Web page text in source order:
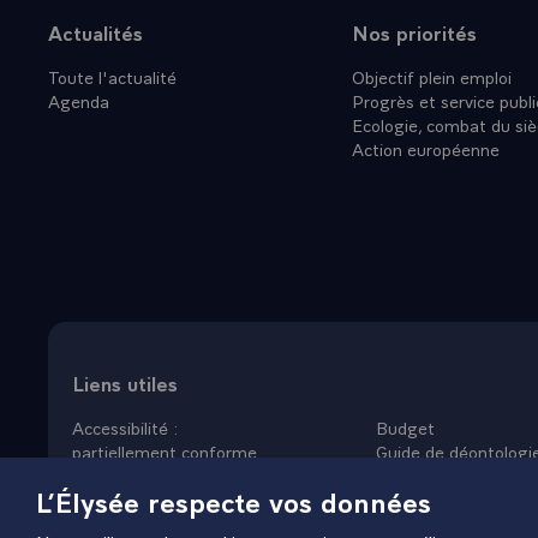
VIENNENT,
ELLE
PAYS. NE
TRIBU
ET
ASSOCIE\
Plan du site
Actualités
Toute l'actualité
Agenda
Nos priorités
Objectif plein emploi
Progrès et service
Ecologie, combat du
Action européenne
Liens utiles
Accessibilité :
partiellement conforme
Mentions légales
Gestion des cookies
Budget
Guide de
Plan du site
L’Élysée respecte vos données